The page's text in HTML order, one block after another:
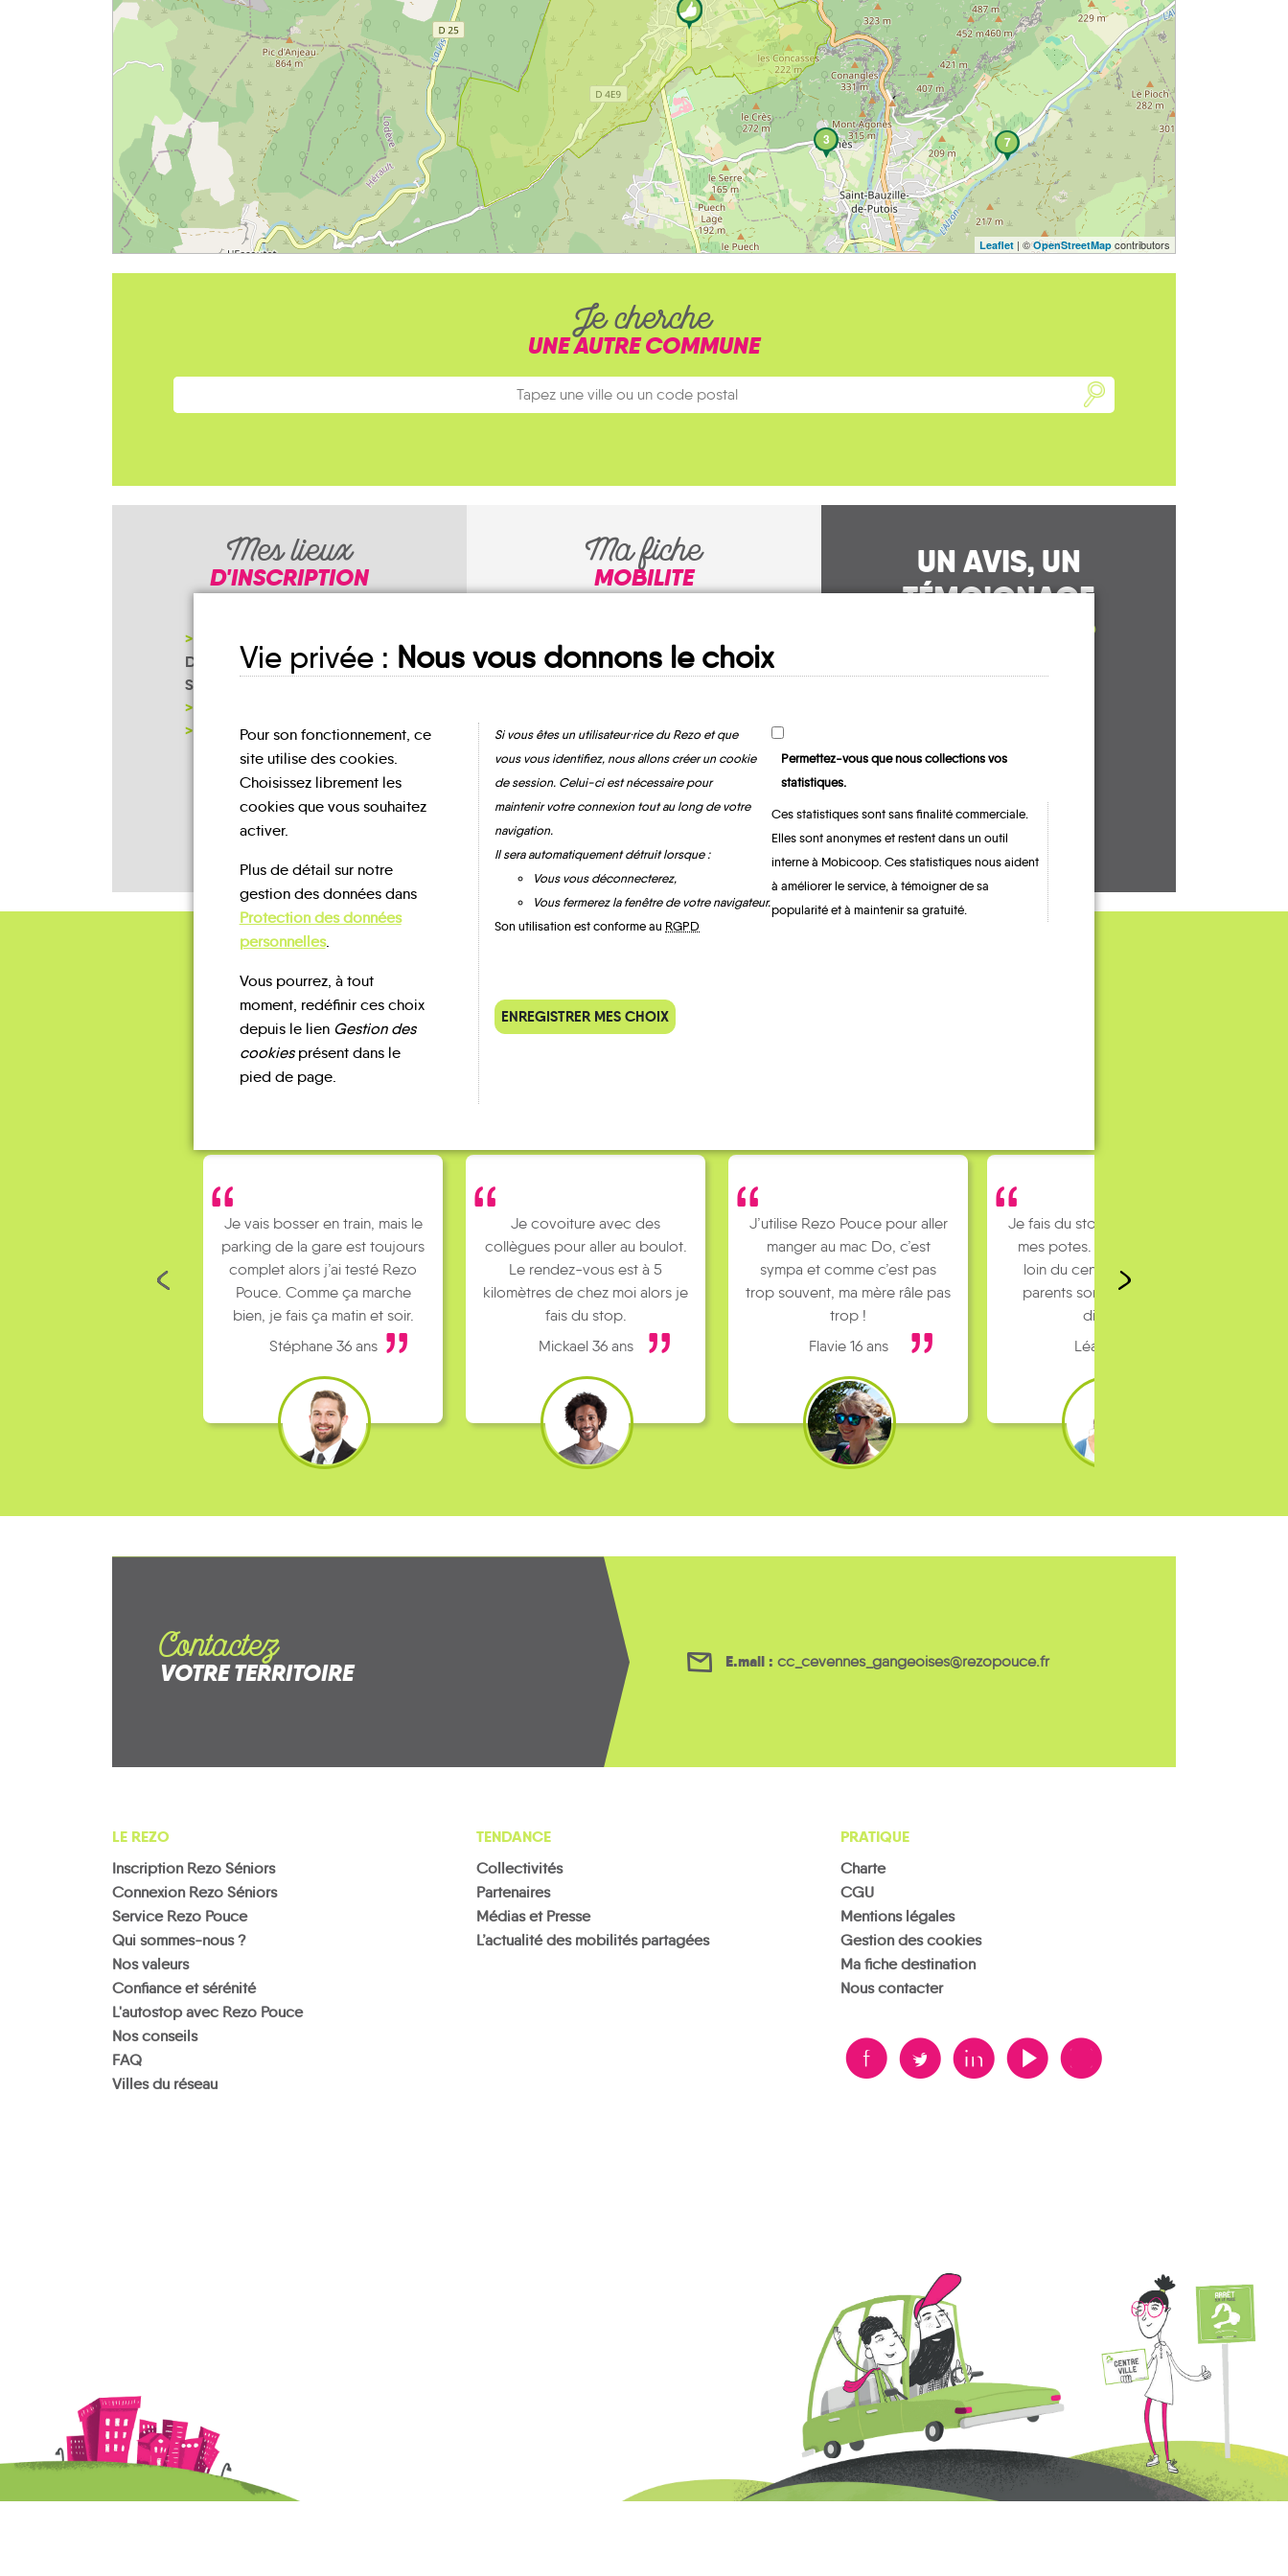
3 7
Leaflet | ©OpenStreetMap contributors
Je cherche
UNE AUTRE COMMUNE
Mes lieux
D'INSCRIPTION
DES CÉVENNES GANGEOISES ET
SUMÉNOISES
NOTRE PAGE D'INSCRIPTION
Ma fiche
MOBILITE
Cazilhac
UN AVIS, UN
TÉMOIGNAGE
À PARTAGER ?
QUELQUES
Témoignages
Je vais bosser en train, mais le
parking de la gare est toujours
complet alors j’ai testé Rezo
Pouce. Comme ça marche
bien, je fais ça matin et soir.
Stéphane 36 ans
Je covoiture avec des
collègues pour aller au boulot.
Le rendez-vous est à 5
kilomètres de chez moi alors je
fais du stop.
Mickael 36 ans
J’utilise Rezo Pouce pour aller
manger au mac Do, c’est
sympa et comme c’est pas
trop souvent, ma mère râle pas
trop !
Flavie 16 ans
Je fais du stop pour rejoindre
mes potes. J’habite un peu
loin du centre ville et mes
parents sont pas toujours
dispo…
Léa 16 ans
Contactez
VOTRE TERRITOIRE E.mail : cc_cevennes_gangeoises@rezopouce.fr
LE REZO
Inscription Rezo Séniors
Connexion Rezo Séniors
Service Rezo Pouce
Qui sommes-nous ?
Nos valeurs
Confiance et sérénité
L'autostop avec Rezo Pouce
Nos conseils
FAQ
Villes du réseau
TENDANCE
Collectivités
Partenaires
Médias et Presse
L’actualité des mobilités partagées
PRATIQUE
Charte
CGU
Mentions légales
Gestion des cookies
Vie privée : Nous vous donnons le choix
Pour son fonctionnement, ce
site utilise des cookies.
Choisissez librement les
cookies que vous souhaitez
activer.
Plus de détail sur notre
gestion des données dans
Protection des données
personnelles.
Vous pourrez, à tout
moment, redéfinir ces choix
depuis le lien Gestion des
cookiesprésent dans le
pied de page.
Si vous êtes un utilisateur·rice du Rezo et que
vous vous identifiez, nous allons créer un cookie
de session. Celui-ci est nécessaire pour
maintenir votre connexion tout au long de votre
navigation.
Il sera automatiquement détruit lorsque :
Vous vous déconnecterez,
Vous fermerez la fenêtre de votre navigateur.
Son utilisation est conforme au RGPD
Permettez-vous que nous collections vos
statistiques.
Ces statistiques sont sans finalité commerciale.
Elles sont anonymes et restent dans un outil
interne à Mobicoop. Ces statistiques nous aident
à améliorer le service, à témoigner de sa
popularité et à maintenir sa gratuité.
ENREGISTRER MES CHOIX
Ma fiche destination
Nous contacter
B A D F V